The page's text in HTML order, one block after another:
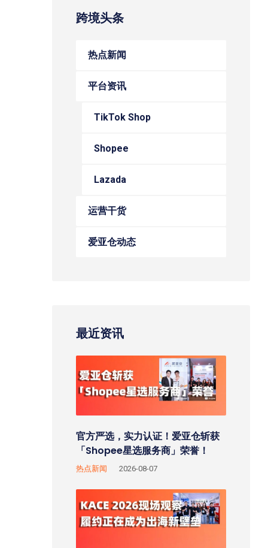
跨境头条
热点新闻
平台资讯
TikTok Shop
Shopee
Lazada
运营干货
爱亚仓动态
最近资讯
官方严选，实力认证！爱亚仓斩获
「Shopee星选服务商」荣誉！
热点新闻 2026-08-07